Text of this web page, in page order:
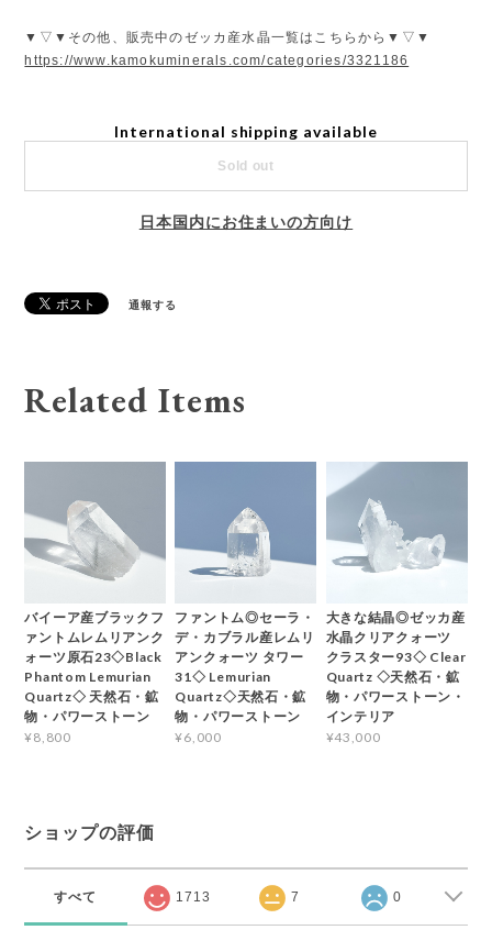
▼▽▼その他、販売中のゼッカ産水晶一覧はこちらから▼▽▼
https://www.kamokuminerals.com/categories/3321186
International shipping available
Sold out
日本国内にお住まいの方向け
通報する
Related Items
バイーア産ブラックフ
ァントムレムリアンク
ォーツ原石23◇Black
Phantom Lemurian
Quartz◇ 天然石・鉱
物・パワーストーン
¥8,800
ファントム◎セーラ・
デ・カブラル産レムリ
アンクォーツ タワー
31◇ Lemurian
Quartz◇天然石・鉱
物・パワーストーン
¥6,000
大きな結晶◎ゼッカ産
水晶クリアクォーツ
クラスター93◇ Clear
Quartz ◇天然石・鉱
物・パワーストーン・
インテリア
¥43,000
ショップの評価
すべて 1713 7 0